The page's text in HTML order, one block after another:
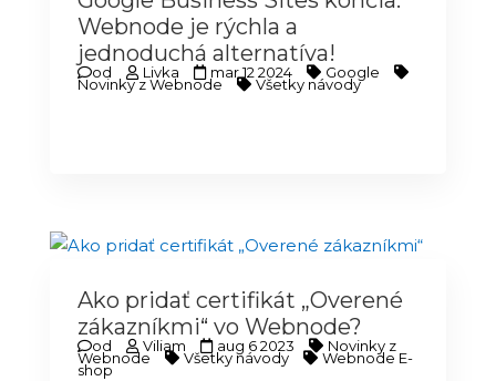
Webnode je rýchla a
jednoduchá alternatíva!
od Livka mar 12 2024 Google
Novinky z Webnode Všetky návody
Ako pridať certifikát „Overené
zákazníkmi“ vo Webnode?
od Viliam aug 6 2023 Novinky z
Webnode Všetky návody Webnode E-
shop